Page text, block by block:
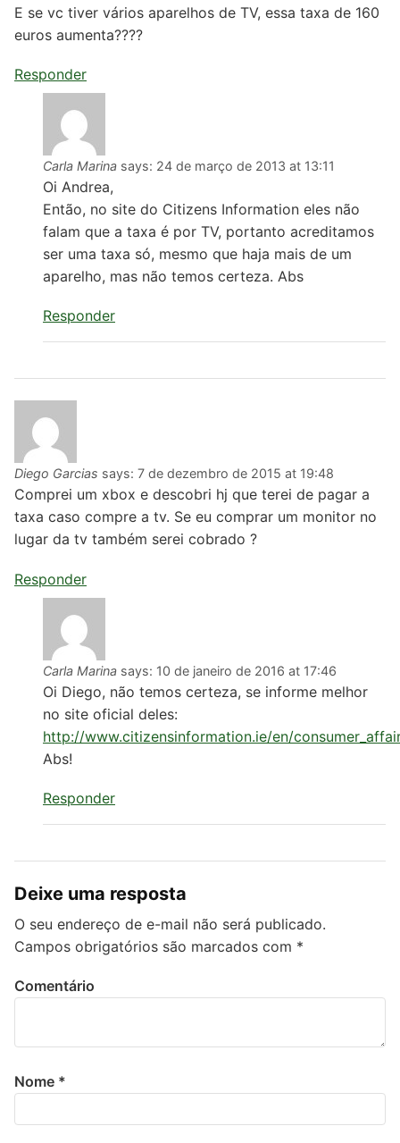
E se vc tiver vários aparelhos de TV, essa taxa de 160
euros aumenta????
Responder
Carla Marina says: 24 de março de 2013 at 13:11
Oi Andrea,
Então, no site do Citizens Information eles não
falam que a taxa é por TV, portanto acreditamos
ser uma taxa só, mesmo que haja mais de um
aparelho, mas não temos certeza. Abs
Responder
Diego Garcias says: 7 de dezembro de 2015 at 19:48
Comprei um xbox e descobri hj que terei de pagar a
taxa caso compre a tv. Se eu comprar um monitor no
lugar da tv também serei cobrado ?
Responder
Carla Marina says: 10 de janeiro de 2016 at 17:46
Oi Diego, não temos certeza, se informe melhor
no site oficial deles:
http://www.citizensinformation.ie/en/
Abs!
Responder
Deixe uma resposta
O seu endereço de e-mail não será publicado.
Campos obrigatórios são marcados com *
Comentário
Nome *